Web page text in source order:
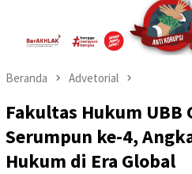
Beranda Advetorial
Fakultas Hukum UBB
Serumpun ke-4,
Hukum di Era Global